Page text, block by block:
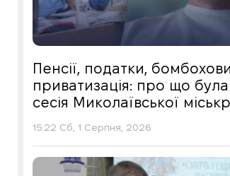
Пенсії, податки,
приватизація: про що була
сесія Миколаївської
15:22 Сб, 1 Серпня, 2026